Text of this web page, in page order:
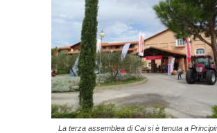
La terza assemblea di Cai si è tenuta a